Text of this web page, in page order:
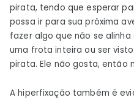
pirata, tendo que esperar
possa ir para sua próxima
fazer algo que não se
uma frota inteira ou ser
pirata. Ele não gosta, então
A hiperfixação também é